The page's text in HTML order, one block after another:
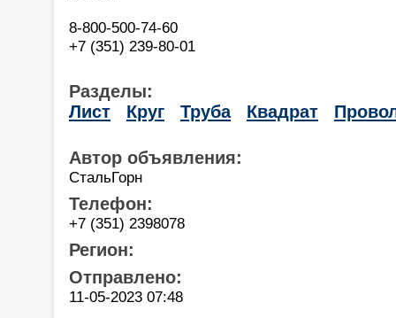
8-800-500-74-60
+7 (351) 239-80-01
Разделы:
Лист
Круг Труба Квадрат
Автор объявления:
СтальГорн
Телефон:
+7 (351) 2398078
Регион:
Отправлено:
11-05-2023 07:48